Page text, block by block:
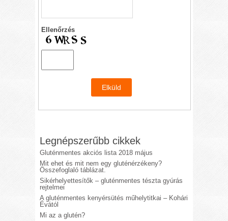
Ellenőrzés
Legnépszerűbb cikkek
Gluténmentes akciós lista 2018 május
Mit ehet és mit nem egy gluténérzékeny?
Összefoglaló táblázat.
Sikérhelyettesítők – gluténmentes tészta gyúrás
rejtelmei
A gluténmentes kenyérsütés műhelytitkai – Kohári
Évától
Mi az a glutén?